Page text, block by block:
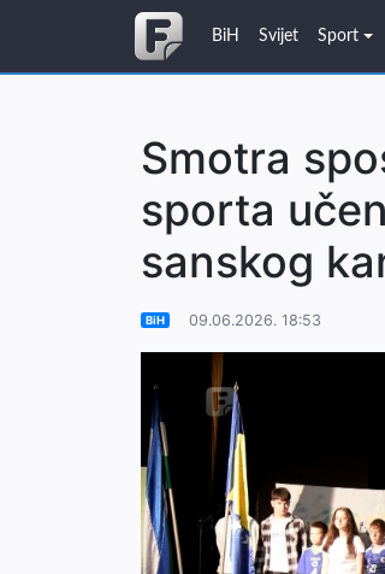
BiH Svijet Sport
Smotra
sporta
sanskog
BiH 09.06.2026. 18:53